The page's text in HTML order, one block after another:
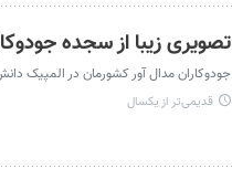
تصویری زیبا از سجده
جودوکاران مدال آور کشورمان در المپیک
قدیمی‌تر از یکسال